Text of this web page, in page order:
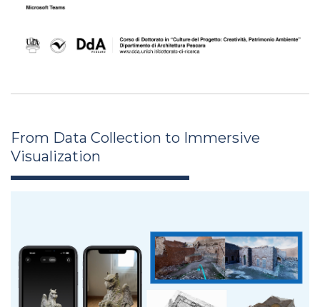
From Data Collection to Immersive
Visualization